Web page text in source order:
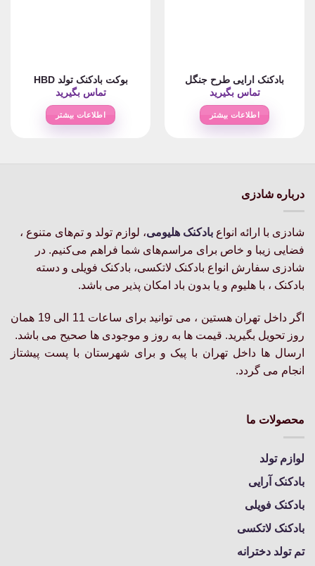
بادکنک ارایی طرح جنگل
تماس بگیرید
اطلاعات بیشتر
بوکت بادکنک تولد HBD
تماس بگیرید
اطلاعات بیشتر
درباره شادزی
شادزی با ارائه انواع بادکنک‌ هلیومی، لوازم تولد و تم‌های متنوع ،
فضایی زیبا و خاص برای مراسم‌های شما فراهم می‌کنیم. در
شادزی سفارش انواع بادکنک لاتکسی، بادکنک فویلی و دسته
بادکنک ، با هلیوم و یا بدون باد امکان پذیر می باشد.
اگر داخل تهران هستین ، می توانید برای ساعات 11 الی 19 همان
روز تحویل بگیرید. قیمت ها به روز و موجودی ها صحیح می باشد.
ارسال ها داخل تهران با پیک و برای شهرستان با پست پیشتاز
انجام می گردد.
محصولات ما
لوازم تولد
بادکنک آرایی
بادکنک فویلی
بادکنک لاتکسی
تم تولد دخترانه